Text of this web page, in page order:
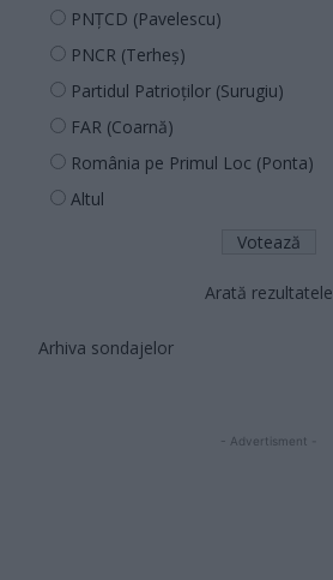
PNȚCD (Pavelescu)
PNCR (Terheș)
Partidul Patrioților (Surugiu)
FAR (Coarnă)
România pe Primul Loc (Ponta)
Altul
Arată rezultatele
Arhiva sondajelor
- Advertisment -